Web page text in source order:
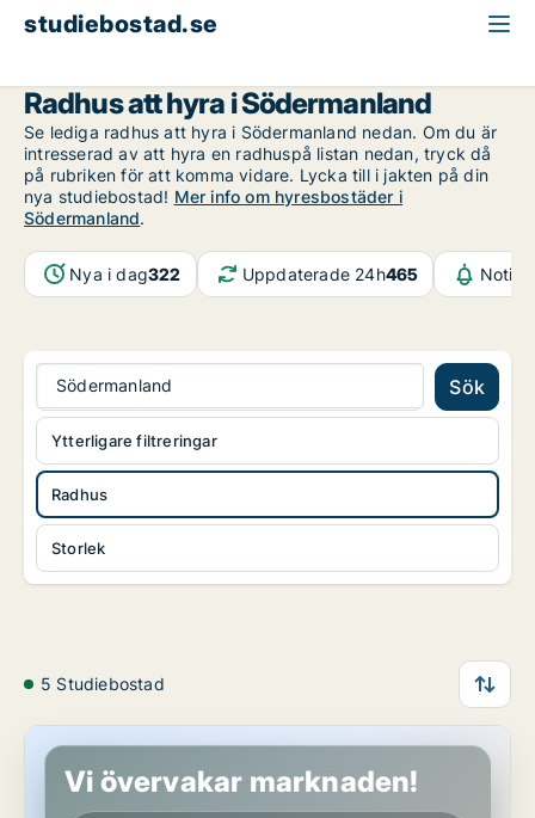
studiebostad.se
Radhus att hyra i Södermanland
Se lediga radhus att hyra i Södermanland nedan. Om du är
intresserad av att hyra en radhuspå listan nedan, tryck då
på rubriken för att komma vidare. Lycka till i jakten på din
nya studiebostad! Mer info om hyresbostäder i
Södermanland.
Nya i dag322 Uppdaterade 24h465
Södermanland Sök
Radhus
Storlek
Ytterligare filtreringar
5 Studiebostad
Radhus i Eskilstuna
Vi övervakar marknaden!